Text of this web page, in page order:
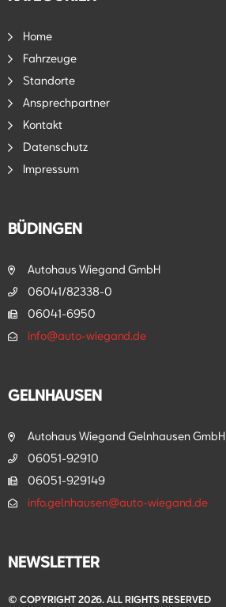
Home
Fahrzeuge
Standorte
Ansprechpartner
Kontakt
Datenschutz
Impressum
BÜDINGEN
Autohaus Wiegand GmbH
06041/82338-0
06041-6950
info@auto-wiegand.de
GELNHAUSEN
Autohaus Wiegand Gelnhausen GmbH
06051-92910
06051-929149
info.gelnhausen@auto-wiegand.de
NEWSLETTER
© COPYRIGHT 2026. ALL RIGHTS RESERVED